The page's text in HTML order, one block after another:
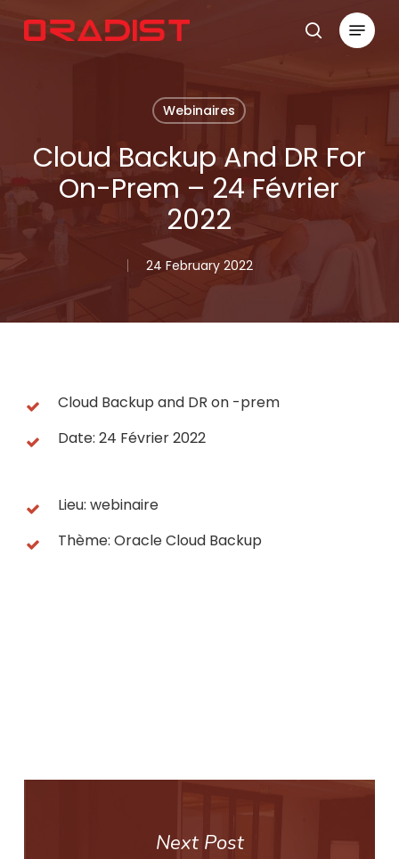
search
Menu
Webinaires
Cloud Backup And DR For
On-Prem – 24 Février
2022
24 February 2022
Cloud Backup and DR on -prem
Date: 24 Février 2022
Lieu: webinaire
Thème: Oracle Cloud Backup
Next Post
Menu